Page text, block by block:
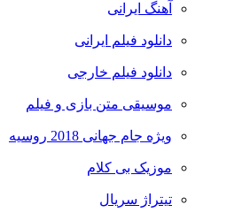
آهنگ ایرانی
دانلود فیلم ایرانی
دانلود فیلم خارجی
موسیقی متن بازی و فیلم
ویژه جام جهانی 2018 روسیه
موزیک بی کلام
تیتراژ سریال